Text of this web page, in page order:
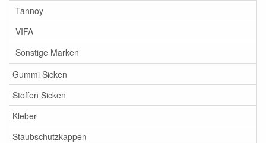
Tannoy
VIFA
Sonstige Marken
Gummi Sicken
Stoffen Sicken
Kleber
Staubschutzkappen